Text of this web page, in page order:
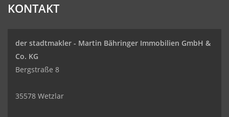
KONTAKT
der stadtmakler - Martin Bähringer Immobilien GmbH &
Co. KG
Bergstraße 8
35578 Wetzlar